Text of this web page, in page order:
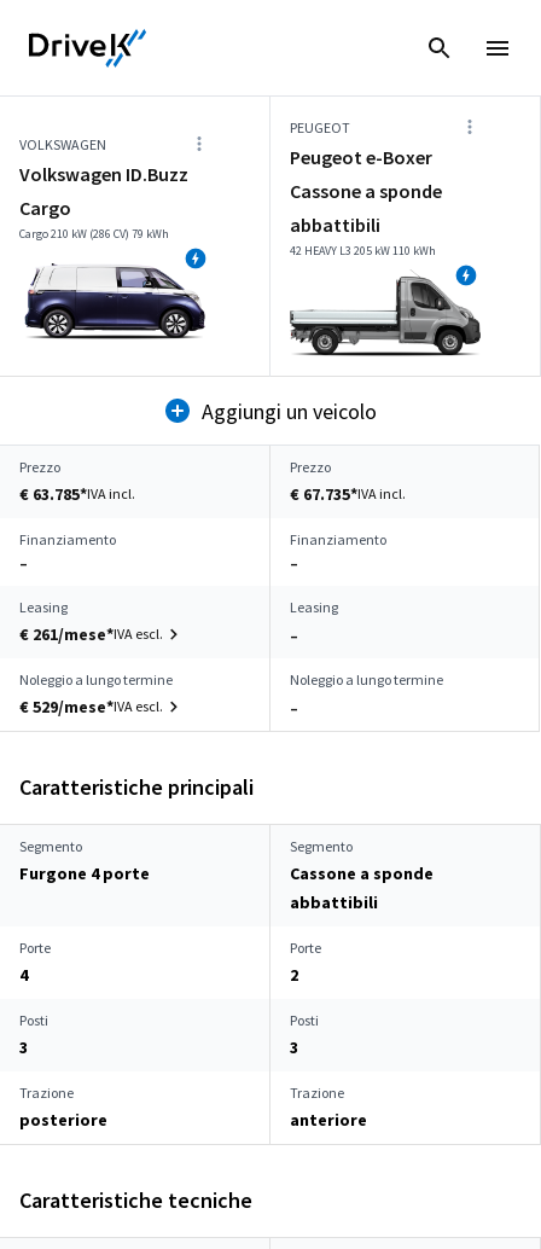
VOLKSWAGEN
Volkswagen ID.Buzz
Cargo
Cargo 210 kW (286 CV) 79 kWh
PEUGEOT
Peugeot e-Boxer
Cassone a sponde
abbattibili
42 HEAVY L3 205 kW 110 kWh
Aggiungi un veicolo
Prezzo
€ 63.785*IVA incl.
Prezzo
€ 67.735*IVA incl.
Finanziamento
–
Finanziamento
–
Leasing
€ 261/mese*IVA escl.
Leasing
–
Noleggio a lungo termine
€ 529/mese*IVA escl.
Noleggio a lungo termine
–
Caratteristiche principali
Segmento
Furgone 4 porte
Segmento
Cassone a sponde
abbattibili
Porte
4
Porte
2
Posti
3
Posti
3
Trazione
posteriore
Trazione
anteriore
Caratteristiche tecniche